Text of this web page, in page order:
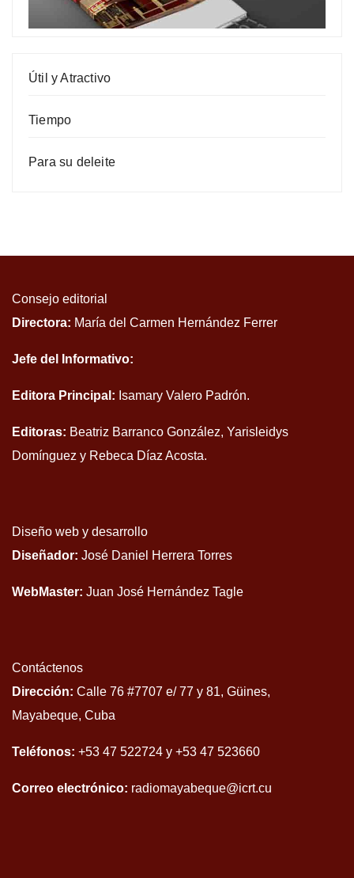
Útil y Atractivo
Tiempo
Para su deleite
Consejo editorial
Directora: María del Carmen Hernández Ferrer
Jefe del Informativo:
Editora Principal: Isamary Valero Padrón.
Editoras: Beatriz Barranco González, Yarisleidys
Domínguez y Rebeca Díaz Acosta.
Diseño web y desarrollo
Diseñador: José Daniel Herrera Torres
WebMaster: Juan José Hernández Tagle
Contáctenos
Dirección: Calle 76 #7707 e/ 77 y 81, Güines,
Mayabeque, Cuba
Teléfonos: +53 47 522724 y +53 47 523660
Correo electrónico: radiomayabeque@icrt.cu